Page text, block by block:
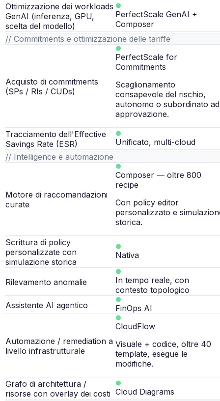
Ottimizzazione dei workloads
GenAI (inferenza, GPU,
scelta del modello)
PerfectScale GenAI +
Composer
// Commitments e ottimizzazione delle tariffe
Acquisto di commitments
(SPs / RIs / CUDs)
PerfectScale for
Commitments
Scaglionamento
consapevole del rischio,
autonomo o subordinato ad
approvazione.
Tracciamento dell'Effective
Savings Rate (ESR)
Unificato, multi-cloud
// Intelligence e automazione
Motore di raccomandazioni
curate
Composer — oltre 800
recipe
Con policy editor
personalizzato e
storica.
Scrittura di policy
personalizzate con
simulazione storica
Nativa
Rilevamento anomalie
In tempo reale, con
contesto topologico
Assistente AI agentico
FinOps AI
Automazione / remediation a
livello infrastrutturale
CloudFlow
Visuale + codice, oltre 40
template, esegue le
modifiche.
Grafo di architettura /
risorse con overlay dei costi Cloud Diagrams